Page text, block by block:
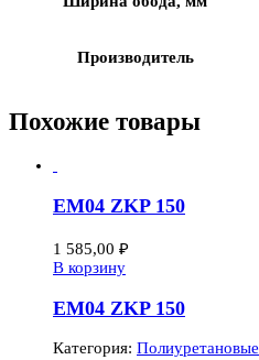
Производитель
Похожие товары
EM04 ZKP 150
1 585,00 ₽
В корзину
EM04 ZKP 150
Категория: Полиуретановые